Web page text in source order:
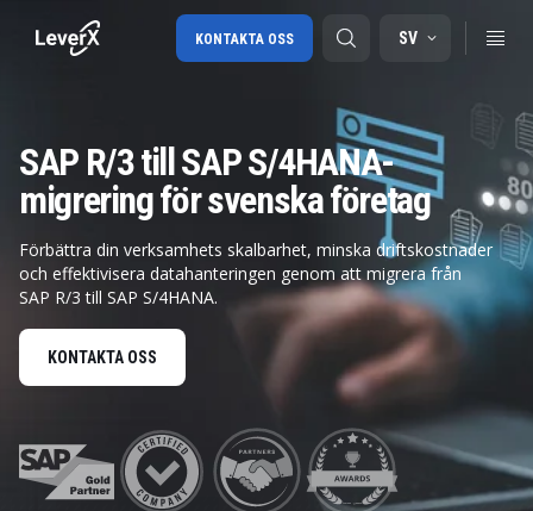
SAP-konsulttjänster
SAP Ariba
SAP EWM
SV
KONTAKTA OSS
SAP R/3 till SAP S/4HANA-
migrering för svenska företag
Förbättra din verksamhets skalbarhet, minska driftskostnader
och effektivisera datahanteringen genom att migrera från
SAP R/3 till SAP S/4HANA.
KONTAKTA OSS